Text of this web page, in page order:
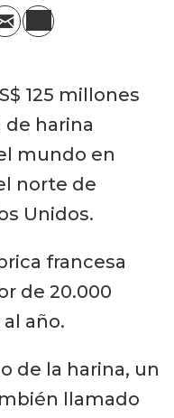
125 millones
de harina
mundo en
norte de
Unidos.
francesa
de 20.000
año.
de la harina, un
llamado